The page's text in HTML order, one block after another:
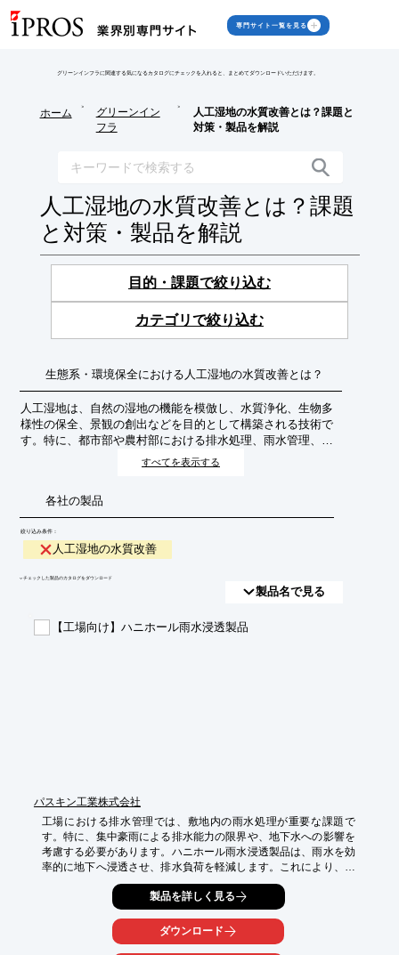
専門サイト一覧を見る
グリーンインフラに関連する気になるカタログにチェックを入れると、まとめてダウンロードいただけます。
ホーム
>
グリーンイン
フラ
>
人工湿地の水質改善とは？課題と
対策・製品を解説
人工湿地の水質改善とは？課題
と対策・製品を解説
目的・課題で絞り込む
カテゴリで絞り込む
生態系・環境保全における人工湿地の水質改善とは？
人工湿地は、自然の湿地の機能を模倣し、水質浄化、生物多
様性の保全、景観の創出などを目的として構築される技術で
す。特に、都市部や農村部における排水処理、雨水管理、そ
して生態系回復の手段として注目されています。人工湿地の
すべてを表示する
各社の製品
絞り込み条件：
人工湿地の水質改善
​▼チェックした製品のカタログをダウンロード
製品名で見る
【工場向け】ハニホール雨水浸透製品
パスキン工業株式会社
工場における排水管理では、敷地内の雨水処理が重要な課題で
す。特に、集中豪雨による排水能力の限界や、地下水への影響を
考慮する必要があります。ハニホール雨水浸透製品は、雨水を効
率的に地下へ浸透させ、排水負荷を軽減します。これにより、河
川への急激な流出を防ぎ、地盤沈下のリスクを低減します。
【活用シーン】
・工場敷地内の雨水排水
・駐車場や屋根からの雨水処理
製品を詳しく見る
ダウンロード